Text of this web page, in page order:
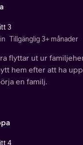
3
Tillgänglig 3+ månader
flyttar ut ur
hem efter att ha
en familj.
4